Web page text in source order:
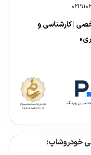
| کارشناسی و
خودروشاپ: